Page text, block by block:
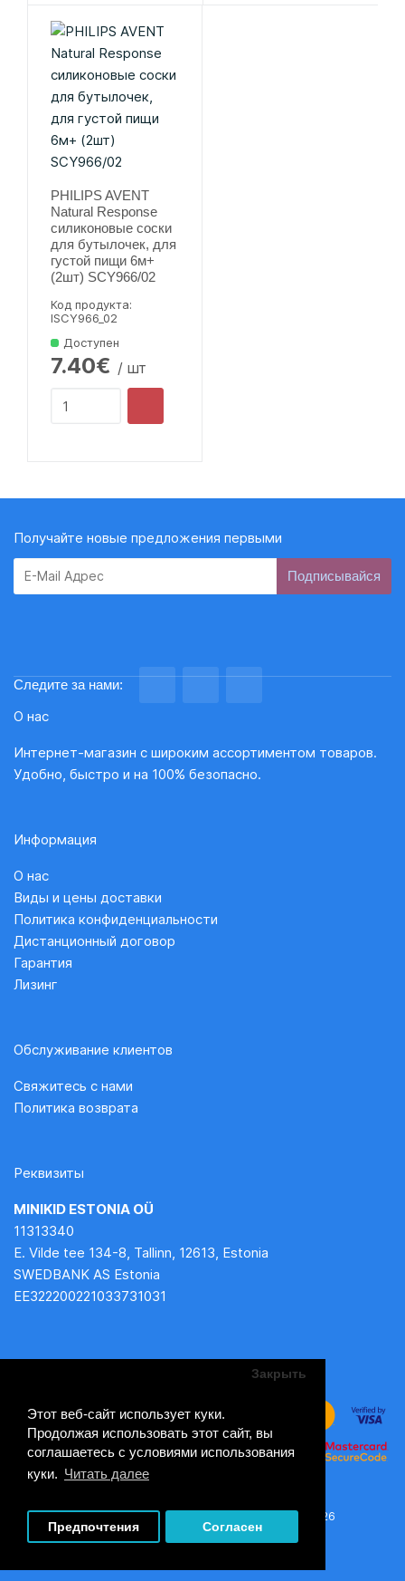
Этот веб-сайт использует куки.
Продолжая использовать этот сайт, вы
соглашаетесь с условиями использования
куки. Читать далее
Закрыть
Предпочтения Согласен
PHILIPS AVENT
Natural Response
силиконовые соски
для бутылочек, для
густой пищи 6м+
(2шт) SCY966/02
Код продукта:
lSCY966_02
Доступен
7.40€ / шт
Получайте новые предложения первыми
Subscribe
Следите за нами:
О нас
Интернет-магазин с широким ассортиментом товаров.
Удобно, быстро и на 100% безопасно.
Информация
О нас
Виды и цены доставки
Политика конфиденциальности
Дистанционный договор
Гарантия
Лизинг
Обслуживание клиентов
Свяжитесь с нами
Политика возврата
Реквизиты
MINIKID ESTONIA OÜ
11313340
E. Vilde tee 134-8, Tallinn, 12613, Estonia
SWEDBANK AS Estonia
EE322200221033731031
MiniKid - супермаркет детских товаров © 2026
Работает на: